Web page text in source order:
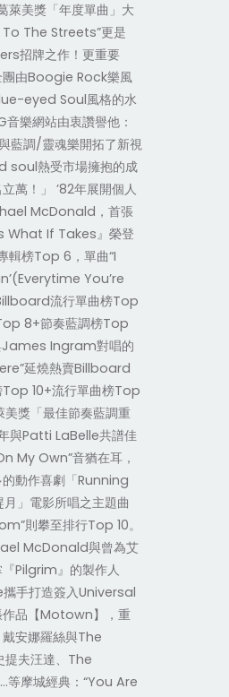
萊美獎「年度單曲」大
The Streets”更是
招牌之作！更重要
團由Boogie Rock樂風
eyed Soul風格的水
樂網站由衷讚譽他：
藍調/靈魂樂開拓了新視
熱受市場擁抱的成
萬！」 ’82年展開個人
McDonald，首張
What If Takes』榮登
輯榜Top 6，單曲“I
You’re
流行單曲榜Top
8+節奏藍調榜Top
James Ingram對唱的
延燒熱賣Billboard
Top 10+流行單曲榜Top
獎「最佳節奏藍調重
與Patti LaBelle共譜佳
My Own”音猶在耳，
動作喜劇「Running
」電影所唱之主題曲
則攀至排行Top 10。
McDonald與曾為艾
Pilgrim』的製作人
手打造簽入Universal
作品【Motown】，重
安娜羅絲與The
夫汪達、The
摩城經典：“You Are